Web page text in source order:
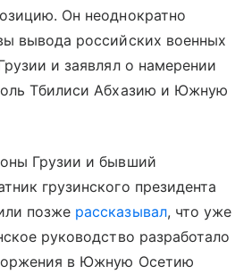
Он неоднократно
вывода российских военных
и заявлял о намерении
Тбилиси Абхазию и Южную
Грузии и бывший
грузинского президента
позже рассказывал, что уже
руководство разработало
в Южную Осетию